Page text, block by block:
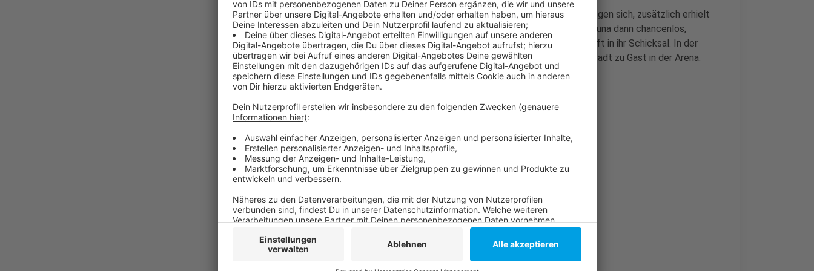
Bereits nach drei Minuten kassierte die Fortuna einen Elfmeter gegen sich, zusätzlich erhielt
Kristoffer Peterson noch die rote Karte. In Unterzahl war die Fortuna dann chancenlos,
spätestens nach dem zweiten Gegentor ergab sich die Mannschaft in ihr Schicksal. In der
Tabelle liegt die Fortuna jetzt auf Platz 13, am Freitag ist Darmstadt zu Gast in der Arena.
Anzeige
Anzeige
Sonderseite zu Fortuna Düsseldorf
Fümmeneunzichumsechs